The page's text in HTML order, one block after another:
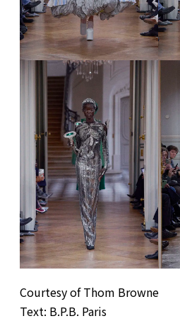
Courtesy of Thom Browne
Text: B.P.B. Paris